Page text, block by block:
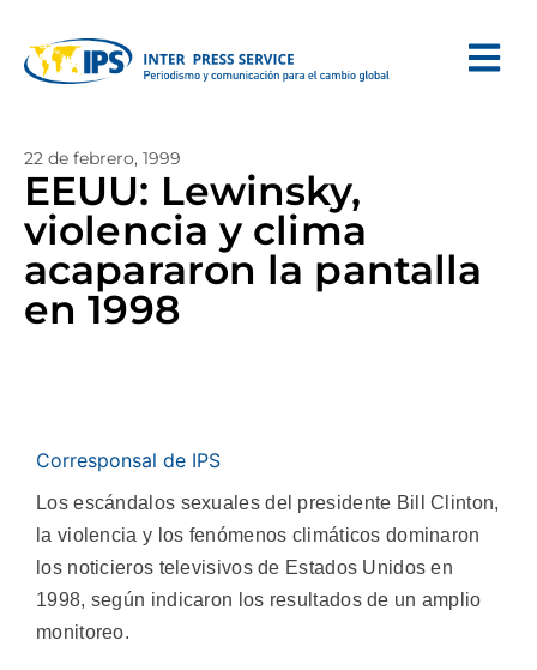
22 de febrero, 1999
EEUU: Lewinsky,
violencia y clima
acapararon la pantalla
en 1998
Corresponsal de IPS
Los escándalos sexuales del presidente Bill Clinton,
la violencia y los fenómenos climáticos dominaron
los noticieros televisivos de Estados Unidos en
1998, según indicaron los resultados de un amplio
monitoreo.